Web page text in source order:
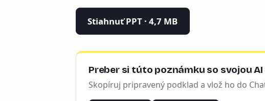
Stiahnuť PPT · 4,7 MB
Preber si túto poznámku so svojou AI
Skopíruj pripravený podklad a vlož ho do